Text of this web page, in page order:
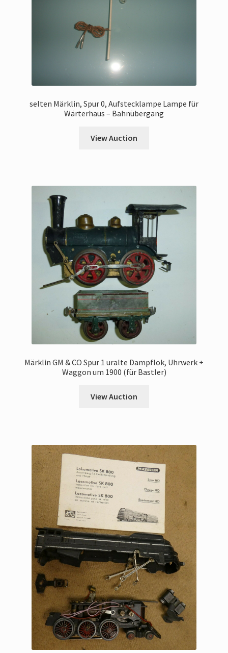
selten Märklin, Spur 0, Aufstecklampe Lampe für
Wärterhaus – Bahnübergang
View Auction
Märklin GM & CO Spur 1 uralte Dampflok, Uhrwerk +
Waggon um 1900 (für Bastler)
View Auction